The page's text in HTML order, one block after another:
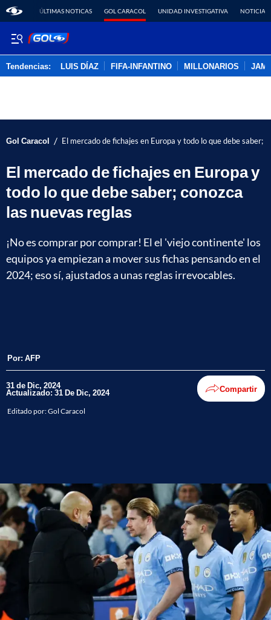
ÚLTIMAS NOTICAS GOL CARACOL UNIDAD INVESTIGATIVA NOTICIAS
Tendencias: LUIS DÍAZ FIFA-INFANTINO MILLONARIOS
Gol Caracol / El mercado de fichajes en Europa y todo lo que debe saber;
El mercado de fichajes en Europa y
todo lo que debe saber; conozca
las nuevas reglas
¡No es comprar por comprar! El el 'viejo continente' los
equipos ya empiezan a mover sus fichas pensando en el
2024; eso sí, ajustados a unas reglas irrevocables.
Por: AFP
31 de Dic, 2024
Actualizado: 31 De Dic, 2024 Compartir
Editado por:Gol Caracol